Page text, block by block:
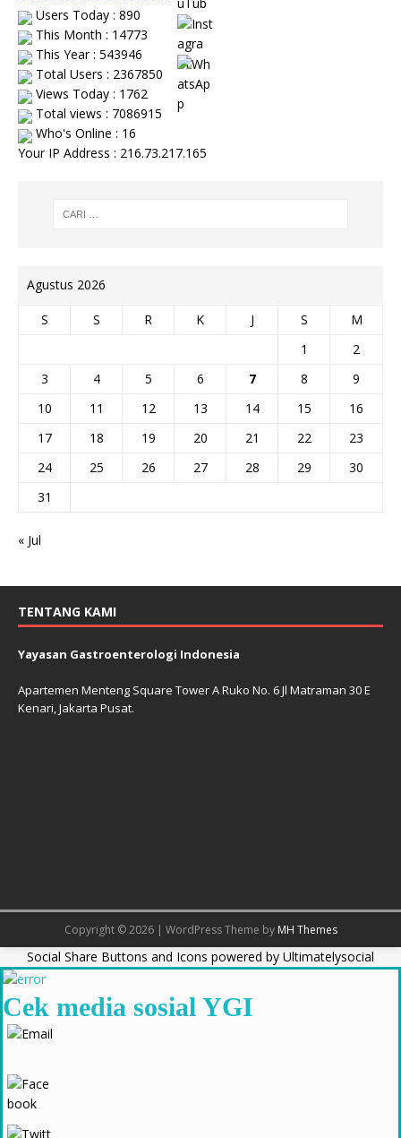
Users Today : 890
This Month : 14773
This Year : 543946
Total Users : 2367850
Views Today : 1762
Total views : 7086915
Who's Online : 16
Your IP Address : 216.73.217.165
Agustus 2026
S S R K J S
M
1
2
3
4 5 6 7 8
9
10
11 12 13 14 15
16
17
18 19 20 21 22
23
24
25 26 27 28 29
30
31
« Jul
TENTANG KAMI
Yayasan Gastroenterologi Indonesia
Apartemen Menteng Square Tower A Ruko No. 6 Jl Matraman 30 E
Kenari, Jakarta Pusat.
Copyright © 2026 | WordPress Theme by MH Themes
Social Share Buttons and Icons powered by Ultimatelysocial
Cek media sosial YGI